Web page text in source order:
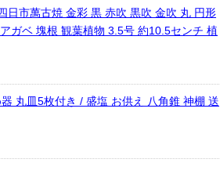
日市萬古焼 金彩 黒 赤吹 黒吹 金吹 丸 円形
ガベ 塊根 観葉植物 3.5号 約10.5センチ 植
丸皿5枚付き / 盛塩 お供え 八角錐 神棚 送